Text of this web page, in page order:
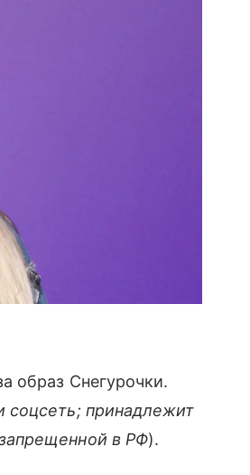
образ Снегурочки.
соцсеть; принадлежит
в РФ).